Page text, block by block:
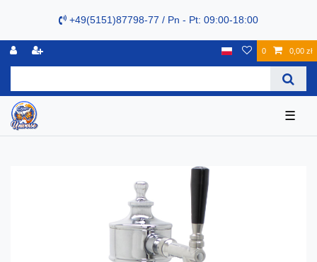
+49(5151)87798-77 / Pn - Pt: 09:00-18:00
0 0,00 zł
☰